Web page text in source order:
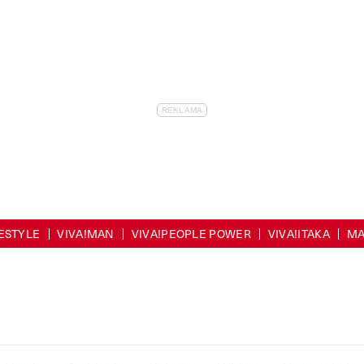
VIVA!MAN VIVA!PEOPLE POWER VIVA!ITAKA